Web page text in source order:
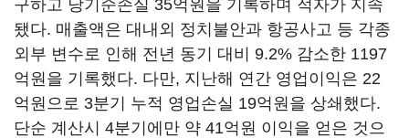
구하고 당기순손실 35억원을 기록하며 적자가 지속
됐다. 매출액은 대내외 정치불안과 항공사고 등 각종
외부 변수로 인해 전년 동기 대비 9.2% 감소한 1197
억원을 기록했다. 다만, 지난해 연간 영업이익은 22
억원으로 3분기 누적 영업손실 19억원을 상쇄했다.
단순 계산시 4분기에만 약 41억원 이익을 얻은 것으